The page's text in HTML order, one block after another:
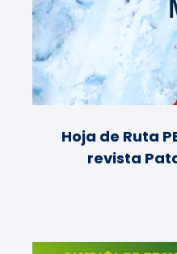
Hoja de Ruta
revista